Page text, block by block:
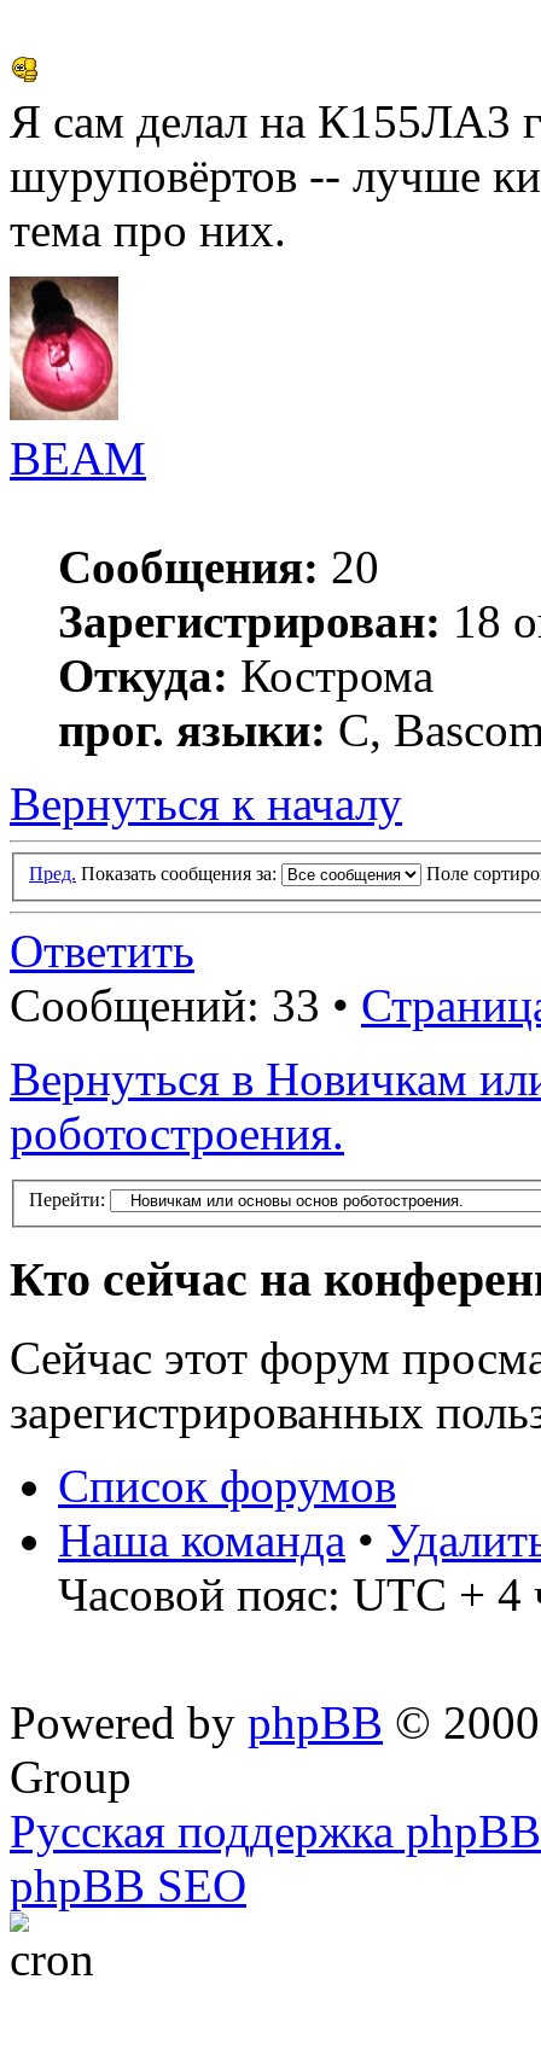
Я сам делал на К155ЛА3
шуруповёртов -- лучше
тема про них.
BEAM
Сообщения: 20
Зарегистрирован: 18
Откуда: Кострома
прог. языки: C,
Вернуться к началу
Пред. Показать сообщения за: Поле
Ответить
Сообщений: 33 •
Вернуться в Новичкам
роботостроения.
Перейти:
Кто сейчас на
Сейчас этот форум
зарегистрированных
Список форумов
Наша команда •
Часовой пояс: UTC + 4
Powered by phpBB ©
Group
Русская поддержка phpBB
phpBB SEO